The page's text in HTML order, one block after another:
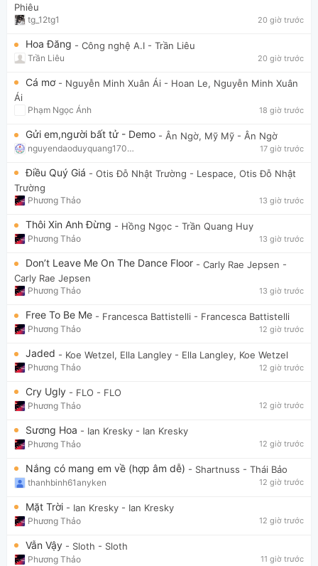
Phiêu
tg_12tg1 20 giờ trước
Hoa Đăng - Công nghệ A.I - Trần Liêu
Trần Liêu 20 giờ trước
Cá mơ - Nguyễn Minh Xuân Ái - Hoan Le, Nguyễn Minh Xuân
Ái
Phạm Ngọc Ánh 18 giờ trước
Gửi em,người bất tử - Demo - Ân Ngờ, Mỹ Mỹ - Ân Ngờ
nguyendaoduyquang17021 17 giờ trước
Điều Quý Giá - Otis Đỗ Nhật Trường - Lespace, Otis Đỗ Nhật
Trường
Phương Thảo 13 giờ trước
Thôi Xin Anh Đừng - Hồng Ngọc - Trần Quang Huy
Phương Thảo 13 giờ trước
Don’t Leave Me On The Dance Floor - Carly Rae Jepsen -
Carly Rae Jepsen
Phương Thảo 13 giờ trước
Free To Be Me - Francesca Battistelli - Francesca Battistelli
Phương Thảo 12 giờ trước
Jaded - Koe Wetzel, Ella Langley - Ella Langley, Koe Wetzel
Phương Thảo 12 giờ trước
Cry Ugly - FLO - FLO
Phương Thảo 12 giờ trước
Sương Hoa - Ian Kresky - Ian Kresky
Phương Thảo 12 giờ trước
Nắng có mang em về (hợp âm dễ) - Shartnuss - Thái Bảo
thanhbinh61anyken 12 giờ trước
Mặt Trời - Ian Kresky - Ian Kresky
Phương Thảo 12 giờ trước
Vẫn Vậy - Sloth - Sloth
Phương Thảo 11 giờ trước